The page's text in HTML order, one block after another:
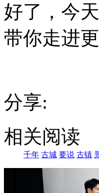
好了，今
带你走进
分享:
相关阅读
千年 古城 要说 古镇